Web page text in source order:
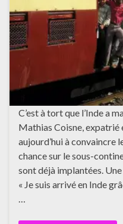
C’est à tort que l’Inde a
Mathias Coisne, expatrié
aujourd’hui à convaincre
chance sur le sous-
sont déjà implantées.
« Je suis arrivé en Inde
…